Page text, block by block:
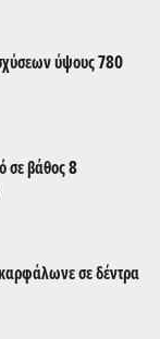
ύψους 780
σε βάθος 8
σε δέντρα